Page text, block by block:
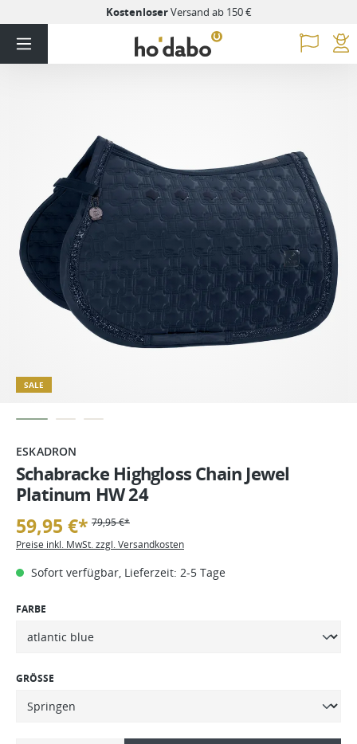
KostenloserVersand ab 150 €
SALE
ESKADRON
Schabracke Highgloss Chain Jewel
Platinum HW 24
59,95 €* 79,95 €*
Preise inkl. MwSt. zzgl. Versandkosten
Sofort verfügbar, Lieferzeit: 2-5 Tage
FARBE
GRÖSSE